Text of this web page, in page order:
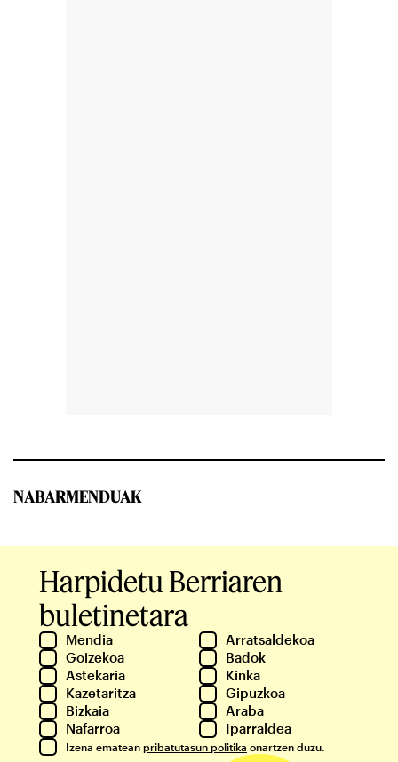
NABARMENDUAK
Harpidetu Berriaren
buletinetara
Mendia
Arratsaldekoa
Goizekoa
Badok
Astekaria
Kinka
Kazetaritza
Gipuzkoa
Bizkaia
Araba
Nafarroa
Iparraldea
Izena ematean pribatutasun politika onartzen duzu.